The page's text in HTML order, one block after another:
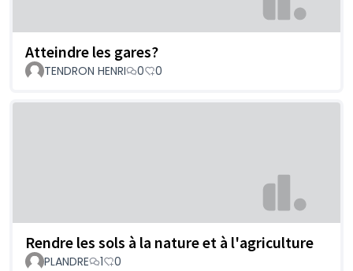
Atteindre les gares?
TENDRON HENRI 0 0
Rendre les sols à la nature et à l'agriculture
PLANDRE 1 0